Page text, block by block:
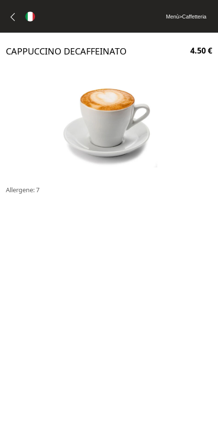
Menù>Caffetteria
CAPPUCCINO DECAFFEINATO 4.50 €
Allergene: 7